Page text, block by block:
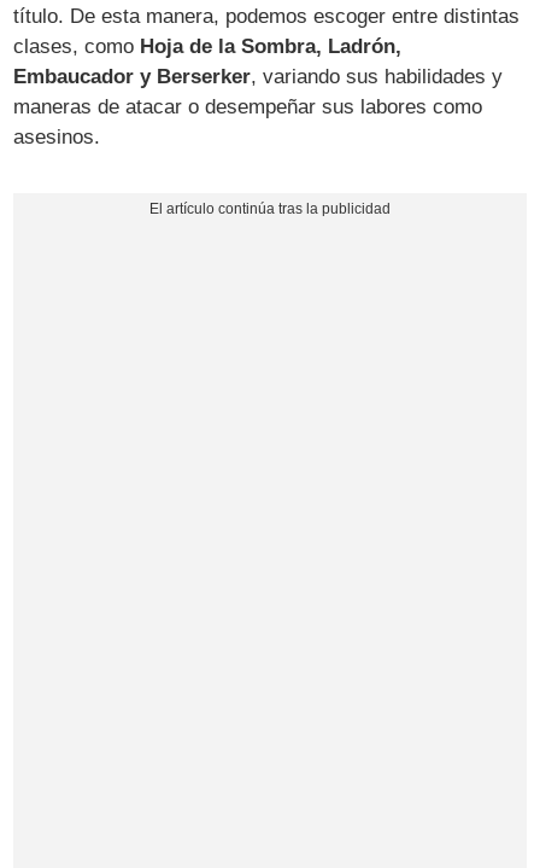
título. De esta manera, podemos escoger entre distintas
clases, como Hoja de la Sombra, Ladrón,
Embaucador y Berserker, variando sus habilidades y
maneras de atacar o desempeñar sus labores como
asesinos.